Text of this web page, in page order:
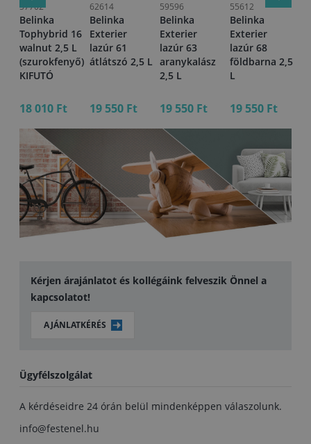
57702
Belinka
Tophybrid 16
walnut 2,5 L
(szurokfenyő)
KIFUTÓ
18 010 Ft
62614
Belinka
Exterier
lazúr 61
átlátszó 2,5 L
19 550 Ft
59596
Belinka
Exterier
lazúr 63
aranykalász
2,5 L
19 550 Ft
55612
Belinka
Exterier
lazúr 68
földbarna 2,5
L
19 550 Ft
Kérjen árajánlatot és kollégáink felveszik Önnel a
kapcsolatot!
AJÁNLATKÉRÉS
Ügyfélszolgálat
A kérdéseidre 24 órán belül mindenképpen válaszolunk.
info@festenel.hu